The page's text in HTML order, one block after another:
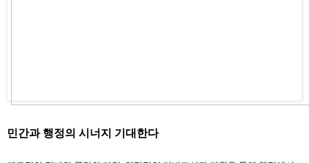
민간과 행정의 시너지 기대한다